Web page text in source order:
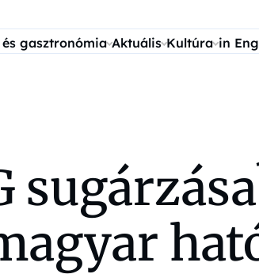
gasztronómia Aktuális Kultúra in